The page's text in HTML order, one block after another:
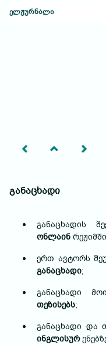
ელჟურნალი
განაცხადი
განაცხადის
ონლაინ
ერთ ავტორს
განაცხადი;
განაცხადი
თეზისებს;
განაცხადი და
ინგლისურ